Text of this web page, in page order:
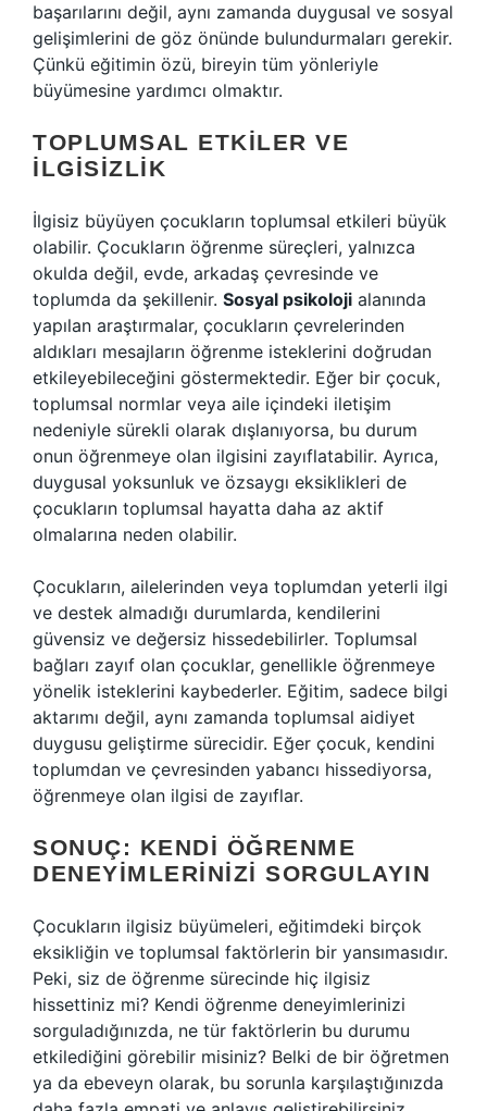
başarılarını değil, aynı zamanda duygusal ve sosyal
gelişimlerini de göz önünde bulundurmaları gerekir.
Çünkü eğitimin özü, bireyin tüm yönleriyle
büyümesine yardımcı olmaktır.
TOPLUMSAL ETKILER VE
İLGISIZLIK
İlgisiz büyüyen çocukların toplumsal etkileri büyük
olabilir. Çocukların öğrenme süreçleri, yalnızca
okulda değil, evde, arkadaş çevresinde ve
toplumda da şekillenir. Sosyal psikoloji alanında
yapılan araştırmalar, çocukların çevrelerinden
aldıkları mesajların öğrenme isteklerini doğrudan
etkileyebileceğini göstermektedir. Eğer bir çocuk,
toplumsal normlar veya aile içindeki iletişim
nedeniyle sürekli olarak dışlanıyorsa, bu durum
onun öğrenmeye olan ilgisini zayıflatabilir. Ayrıca,
duygusal yoksunluk ve özsaygı eksiklikleri de
çocukların toplumsal hayatta daha az aktif
olmalarına neden olabilir.
Çocukların, ailelerinden veya toplumdan yeterli ilgi
ve destek almadığı durumlarda, kendilerini
güvensiz ve değersiz hissedebilirler. Toplumsal
bağları zayıf olan çocuklar, genellikle öğrenmeye
yönelik isteklerini kaybederler. Eğitim, sadece bilgi
aktarımı değil, aynı zamanda toplumsal aidiyet
duygusu geliştirme sürecidir. Eğer çocuk, kendini
toplumdan ve çevresinden yabancı hissediyorsa,
öğrenmeye olan ilgisi de zayıflar.
SONUÇ: KENDI ÖĞRENME
DENEYIMLERINIZI SORGULAYIN
Çocukların ilgisiz büyümeleri, eğitimdeki birçok
eksikliğin ve toplumsal faktörlerin bir yansımasıdır.
Peki, siz de öğrenme sürecinde hiç ilgisiz
hissettiniz mi? Kendi öğrenme deneyimlerinizi
sorguladığınızda, ne tür faktörlerin bu durumu
etkilediğini görebilir misiniz? Belki de bir öğretmen
ya da ebeveyn olarak, bu sorunla karşılaştığınızda